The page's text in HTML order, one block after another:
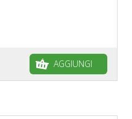
AGGIUNGI